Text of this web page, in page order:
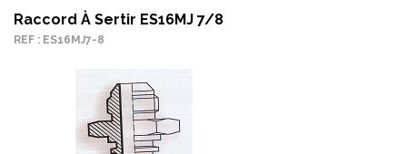
Raccord À Sertir ES16MJ 7/8
REF : ES16MJ7-8